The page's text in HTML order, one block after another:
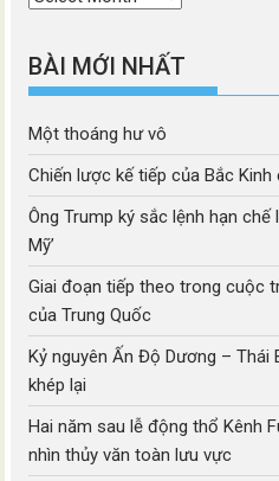
BÀI MỚI NHẤT
Một thoáng hư vô
Chiến lược kế tiếp của Bắc Kinh
Ông Trump ký sắc lệnh hạn chế
Mỹ’
Giai đoạn tiếp theo trong cuộc
của Trung Quốc
Kỷ nguyên Ấn Độ Dương – Thái
khép lại
Hai năm sau lễ động thổ Kênh
nhìn thủy văn toàn lưu vực